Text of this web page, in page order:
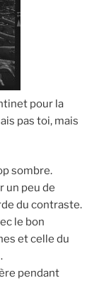
pour la
pas toi, mais
sombre.
un peu de
du contraste.
le bon
et celle du
pendant